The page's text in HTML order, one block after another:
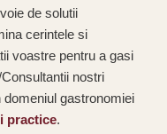
de solutii
cerintele si
voastre pentru a gasi
nostri
gastronomiei
practice.